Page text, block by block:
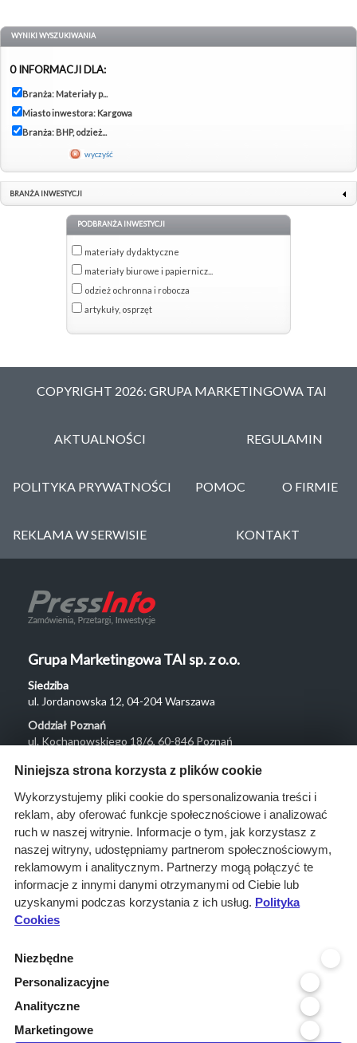
WYNIKI WYSZUKIWANIA
0 INFORMACJI DLA:
Branża: Materiały p...
Miasto inwestora: Kargowa
Branża: BHP, odzież...
wyczyść
BRANŻA INWESTYCJI
PODBRANŻA INWESTYCJI
materiały dydaktyczne
materiały biurowe i papiernicz...
odzież ochronna i robocza
artykuły, osprzęt
COPYRIGHT 2026: GRUPA MARKETINGOWA TAI
AKTUALNOŚCI REGULAMIN
POLITYKA PRYWATNOŚCI POMOC O FIRMIE
REKLAMA W SERWISIE KONTAKT
Grupa Marketingowa TAI sp. z o.o.
Siedziba
ul. Jordanowska 12, 04-204 Warszawa
Oddział Poznań
ul. Kochanowskiego 18/6, 60-846 Poznań
Menu
O nas
Rozwiązania
Monitoring
przetargów
Raporty
przetargowe
Kontakt
Kontakt
Infolinia 800 800 707
Niniejsza strona korzysta z plików cookie
Wykorzystujemy pliki cookie do spersonalizowania treści i
reklam, aby oferować funkcje społecznościowe i analizować
ruch w naszej witrynie. Informacje o tym, jak korzystasz z
naszej witryny, udostępniamy partnerom społecznościowym,
reklamowym i analitycznym. Partnerzy mogą połączyć te
informacje z innymi danymi otrzymanymi od Ciebie lub
uzyskanymi podczas korzystania z ich usług. Polityka
Cookies
Niezbędne
Personalizacyjne
Analityczne
Marketingowe